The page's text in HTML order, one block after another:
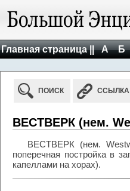
Главная страница || А Б
ПОИСК ССЫЛКА
ВЕСТВЕРК (нем.
ВЕСТВЕРК (нем.
поперечная постройка в
капеллами на хорах).